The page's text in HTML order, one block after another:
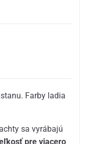
Farby ladia
sa vyrábajú
pre viacero